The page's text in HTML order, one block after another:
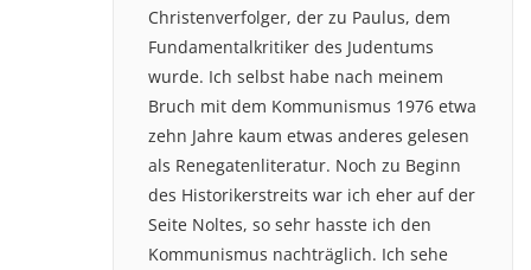
Christenverfolger, der zu Paulus, dem
Fundamentalkritiker des Judentums
wurde. Ich selbst habe nach meinem
Bruch mit dem Kommunismus 1976 etwa
zehn Jahre kaum etwas anderes gelesen
als Renegatenliteratur. Noch zu Beginn
des Historikerstreits war ich eher auf der
Seite Noltes, so sehr hasste ich den
Kommunismus nachträglich. Ich sehe